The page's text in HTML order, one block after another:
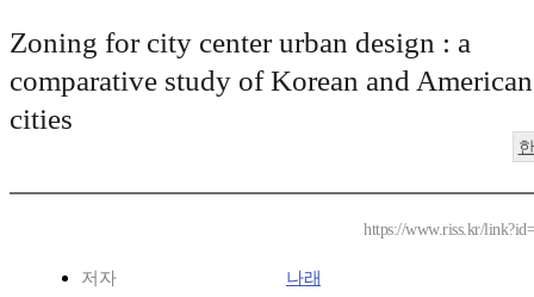
Zoning for city center urban design : a
comparative study of Korean and American
cities
https://www.riss.kr/
저자 나래